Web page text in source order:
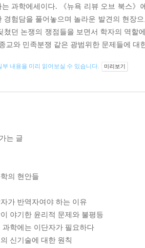
는 과학에세이다. 《뉴욕 리뷰 오브 북스
경험담을 풀어놓으며 놀라운 발견의 현장
쳤던 논쟁의 쟁점들을 보면서 학자의 역할
교와 민족분쟁 같은 광범위한 문제들에
부 내용을 미리 읽어보실 수 있습니다. 미리보기
는 글
의 현안들
가 반역자여야 하는 이유
야기한 윤리적 문제와 불평등
과학에는 이단자가 필요하다
신기술에 대한 원칙